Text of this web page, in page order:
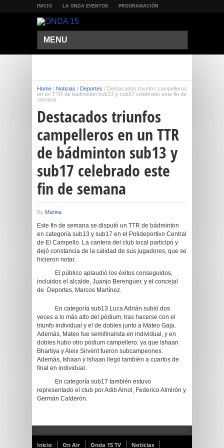
INICIO LA ONDA EVENTOS PROGRAMACIÓN
MENU
Home / Noticias / Deportes / Destacados triunfos campelleros
en un TTR de bádminton sub13 y sub17 celebrado este fin de
semana
Destacados triunfos
campelleros en un TTR
de bádminton sub13 y
sub17 celebrado este
fin de semana
By Marina
Este fin de semana se disputó un TTR de bádminton
en categoría sub13 y sub17 en el Polideportivo Central
de El Campello. La cantera del club local participó y
dejó constancia de la calidad de sus jugadores, que se
hicieron notar.
El público aplaudió los éxitos conseguidos,
incluidos el alcalde, Juanjo Berenguer, y el concejal
de Deportes, Marcos Martínez.
En categoría sub13 Luca Adrián subió dos
veces a lo más alto del pódium, tras hacerse con el
triunfo individual y el de dobles junto a Mateo Gaja.
Además, Mateo fue semifinalista en individual, y en
dobles hubo otro pódium campellero, ya que Ishaan
Bhartiya y Aleix Sirvent fueron subcampeones.
Además, Ishaan y Ishaan llegó también a cuartos de
final en individual.
En categoría sub17 también estuvo
representado el club por Adib Arnol, Federico Almirón y
Germán Calderón.
Inicio On Air Onda 15 TV Noticias